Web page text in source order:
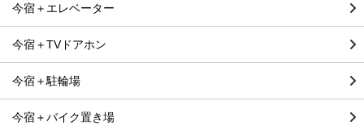
今宿＋エレベーター
今宿＋TVドアホン
今宿＋駐輪場
今宿＋バイク置き場